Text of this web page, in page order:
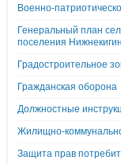
Военно-
Генеральный план
поселения
Градостроительное
Гражданская оборона
Должностные
Жилищно-
Защита прав